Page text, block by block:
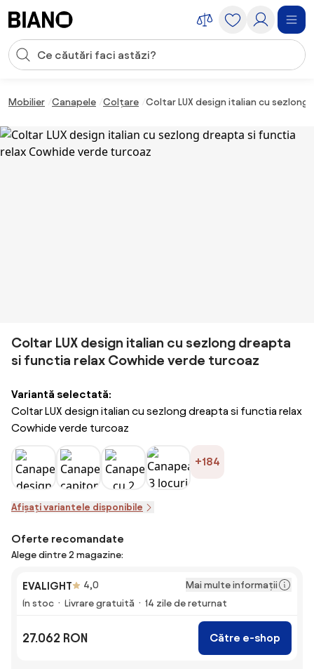
Introducerea căutării
Mobilier Canapele Colțare Coltar LUX design italian cu
Coltar LUX design italian cu sezlong dreapta
si functia relax Cowhide verde turcoaz
Variantă selectată:
Coltar LUX design italian cu sezlong dreapta si functia relax
Cowhide verde turcoaz
+184
Afișați variantele disponibile
Oferte recomandate
Alege dintre 2 magazine:
EVALIGHT 4,0
Mai multe informații
În stoc
Livrare gratuită 14 zile de returnat
27.062 RON Către e-shop